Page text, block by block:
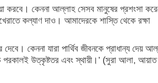
করবে। কেননা আল্লাহ সেসব মানুষের প্রশংসা
কল্যাণ দাও। আমাদেরকে শাস্তি থেকে রক্ষা
দেবে। কেননা যারা পার্থিব জীবনকে প্রাধান্য দেয়
পরকালই উত্কৃষ্টতর এবং স্থায়ী।’ (সুরা আলা,